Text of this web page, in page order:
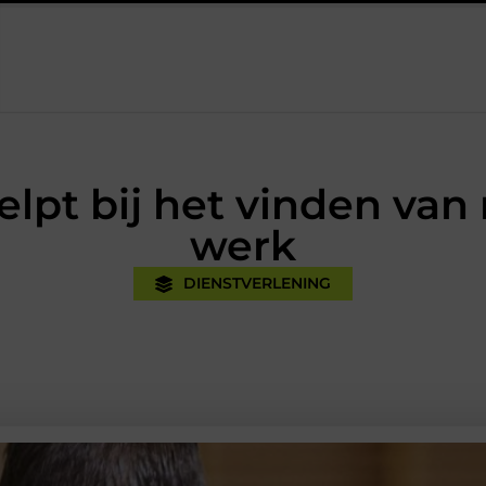
bij het vinden
werk
DIENSTVERLENING